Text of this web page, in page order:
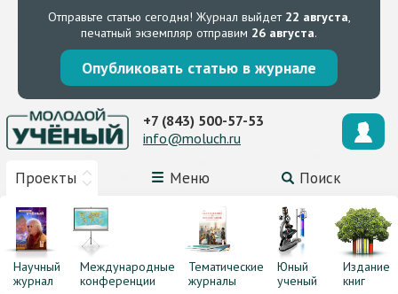
Отправьте статью сегодня! Журнал выйдет 22 августа,
печатный экземпляр отправим 26 августа.
Опубликовать статью в журнале
Проекты Меню Поиск
+7 (843) 500-57-53
info@moluch.ru
Научный
журнал
Международные
конференции
Тематические
журналы
Юный
ученый
Издание
книг